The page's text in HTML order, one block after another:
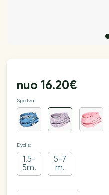
nuo16.20€
Spalva:
Dydis:
1.5-
5m.
5-7
m.